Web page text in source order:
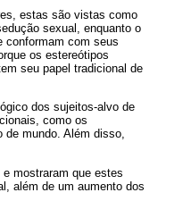
estas são vistas como
sexual, enquanto o
conformam com seus
os estereótipos
seu papel tradicional de
dos sujeitos-alvo de
como os
de mundo. Além disso,
mostraram que estes
além de um aumento dos